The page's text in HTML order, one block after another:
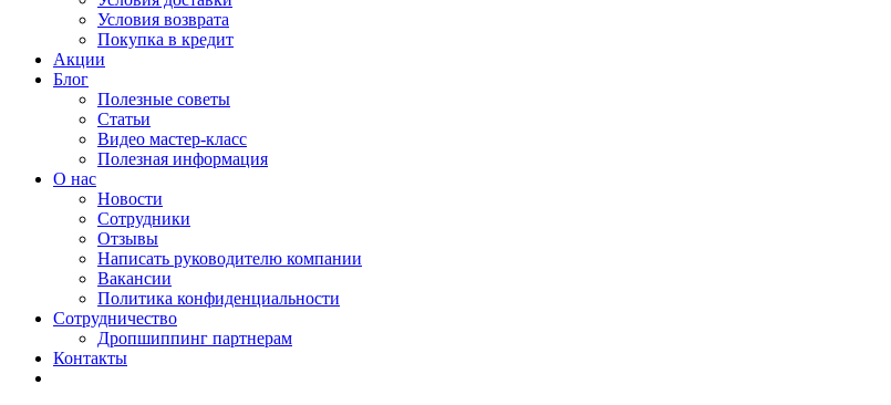
Условия возврата
Покупка в кредит
Акции
Блог
Полезные советы
Статьи
Видео мастер-класс
Полезная информация
О нас
Новости
Сотрудники
Отзывы
Написать руководителю компании
Вакансии
Политика конфиденциальности
Сотрудничество
Дропшиппинг партнерам
Контакты